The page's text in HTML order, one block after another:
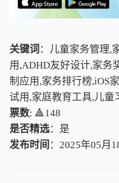
关键词 ：儿童家务管理,
用,ADHD友好设计,家务
制应用,家务排行榜,iOS
试用,家庭教育工具,儿童
票数: 🔺148
是否精选：是
发布时间 ：2025年05月